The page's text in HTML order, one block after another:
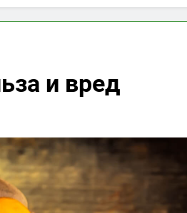
и вред